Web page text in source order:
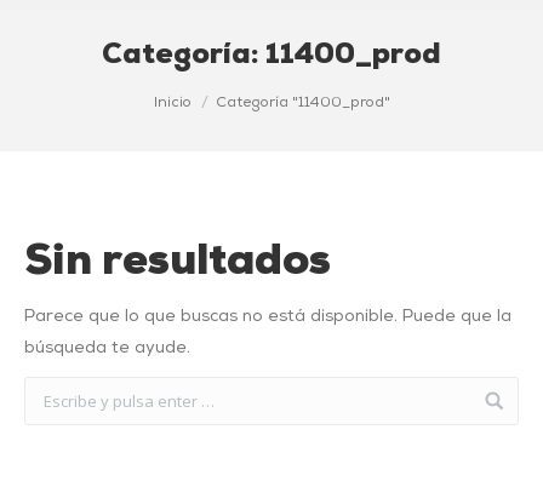
Categoría: 11400_prod
Inicio Categoría "11400_prod"
Sin resultados
Parece que lo que buscas no está disponible. Puede que la
búsqueda te ayude.